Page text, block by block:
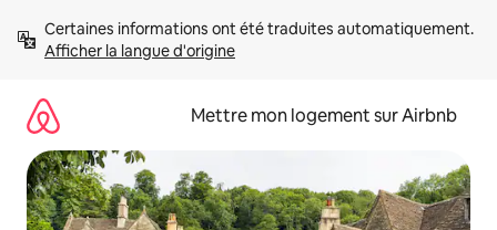
directement
Afficher la langue d'origine
Mettre mon logement sur Airbnb